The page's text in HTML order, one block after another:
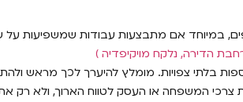
במיוחד אם מתבצעות עבודות שמשפיעות
בלתי צפויות. מומלץ להיערך לכך מראש
צרכי המשפחה או העסק לטווח הארוך, ולא רק